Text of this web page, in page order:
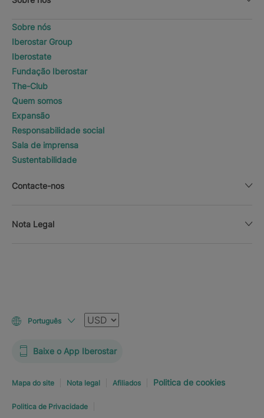
Sobre nós
Iberostar Group
Iberostate
Fundação Iberostar
The-Club
Quem somos
Expansão
Responsabilidade social
Sala de imprensa
Sustentabilidade
Contacte-nos
Nota Legal
Português Moeda
Baixe o App Iberostar
Mapa do site Nota legal Afiliados Politica de cookies
Politica de Privacidade